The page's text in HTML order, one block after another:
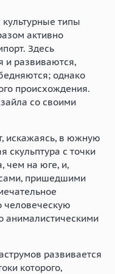
типы
активно
Здесь
и развиваются,
однако
происхождения.
со своими
искажаясь, в южную
скульптура с точки
чем на юге, и,
пришедшими
человеческую
анималистическими
развивается
которого,